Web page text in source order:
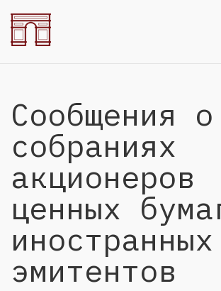
Сообщения о
собраниях
акционеров
ценных
иностранных
эмитентов